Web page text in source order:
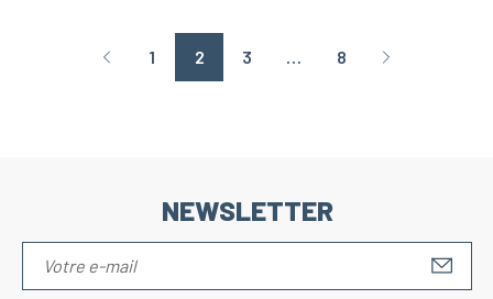
Page précédente
1 2 3 … 8 Page suivante
NEWSLETTER